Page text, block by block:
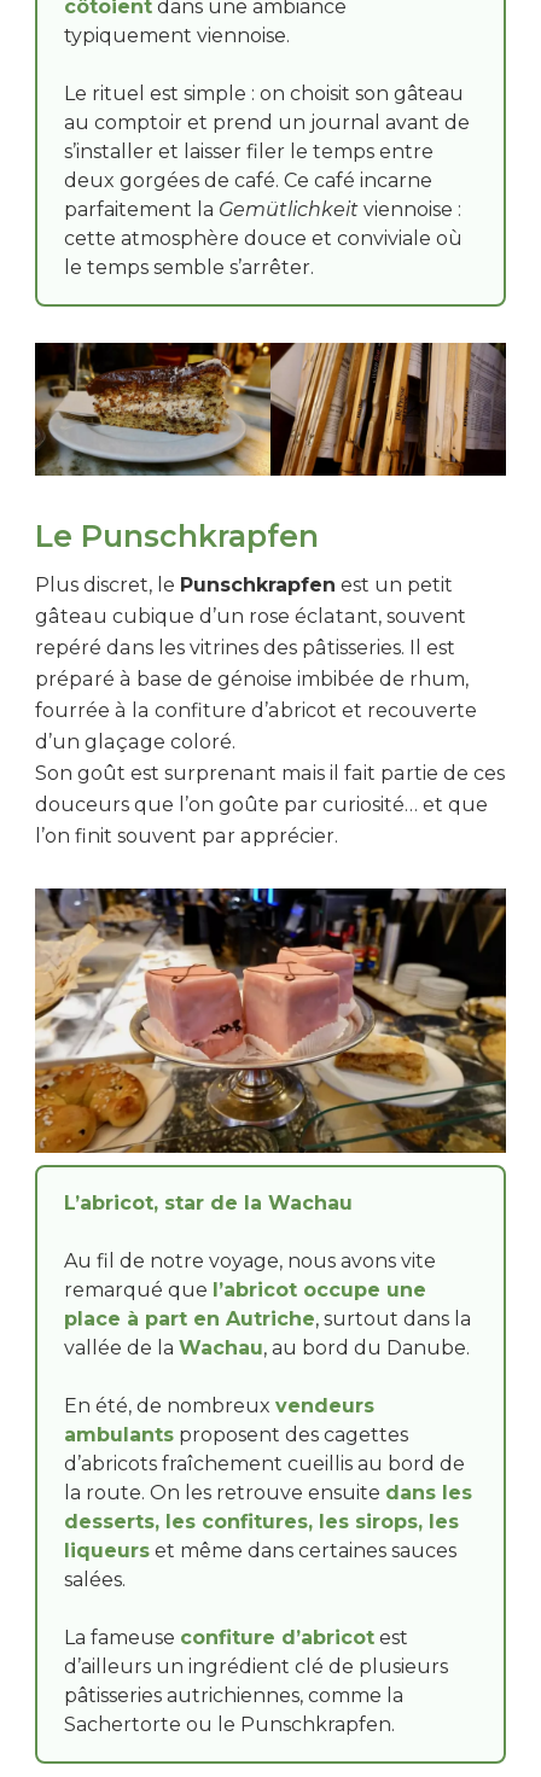
côtoient dans une ambiance
typiquement viennoise.
Le rituel est simple : on choisit son gâteau
au comptoir et prend un journal avant de
s’installer et laisser filer le temps entre
deux gorgées de café. Ce café incarne
parfaitement la Gemütlichkeit viennoise :
cette atmosphère douce et conviviale où
le temps semble s’arrêter.
Le Punschkrapfen
Plus discret, le Punschkrapfen est un petit
gâteau cubique d’un rose éclatant, souvent
repéré dans les vitrines des pâtisseries. Il est
préparé à base de génoise imbibée de rhum,
fourrée à la confiture d’abricot et recouverte
d’un glaçage coloré.
Son goût est surprenant mais il fait partie de ces
douceurs que l’on goûte par curiosité… et que
l’on finit souvent par apprécier.
L’abricot, star de la Wachau
Au fil de notre voyage, nous avons vite
remarqué que l’abricot occupe une
place à part en Autriche, surtout dans la
vallée de la Wachau, au bord du Danube.
En été, de nombreux vendeurs
ambulants proposent des cagettes
d’abricots fraîchement cueillis au bord de
la route. On les retrouve ensuite dans les
desserts, les confitures, les sirops, les
liqueurs et même dans certaines sauces
salées.
La fameuse confiture d’abricot est
d’ailleurs un ingrédient clé de plusieurs
pâtisseries autrichiennes, comme la
Sachertorte ou le Punschkrapfen.